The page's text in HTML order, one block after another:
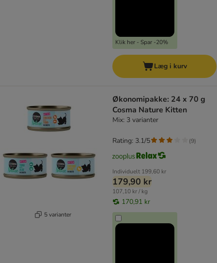
Klik her - Spar -20%
Læg i kurv
5 varianter
Økonomipakke: 24 x 70 g
Cosma Nature Kitten
Mix: 3 varianter
Individuelt 199,60 kr
179,90 kr
107,10 kr / kg
170,91 kr
Rating: 3.1/5 (9)